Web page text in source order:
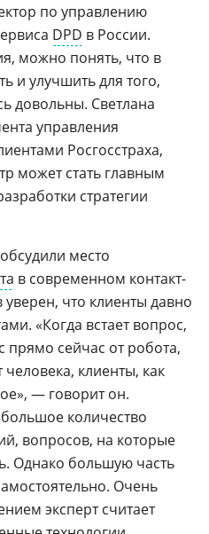
по управлению
DPD в России.
можно понять, что в
и улучшить для того,
довольны. Светлана
управления
Росгосстраха,
может стать главным
стратегии
место
в современном контакт-
что клиенты давно
«Когда встает вопрос,
прямо сейчас от робота,
клиенты, как
— говорит он.
количество
вопросов, на которые
Однако большую часть
Очень
эксперт считает